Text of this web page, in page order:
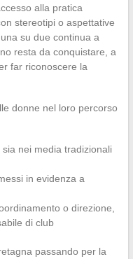
alla pratica
stereotipi o aspettative
su due continua a
resta da conquistare, a
far riconoscere la
donne nel loro percorso
nei media tradizionali
in evidenza a
o direzione,
di club
passando per la